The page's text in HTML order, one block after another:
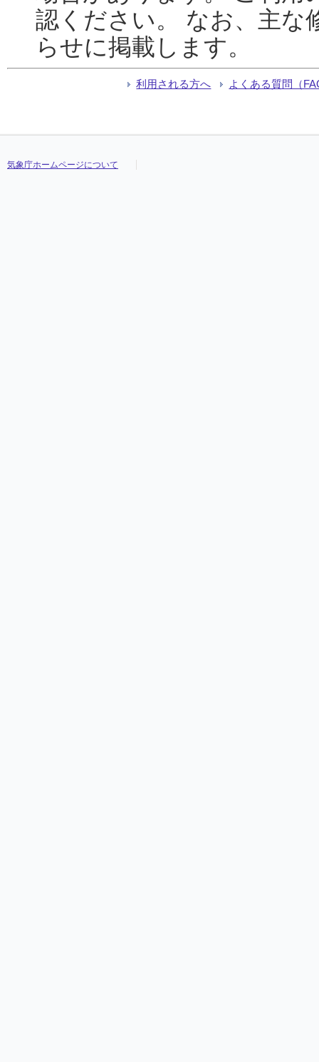
認ください。 なお、主な
らせに掲載します。
利用される方へ よくある質問（
気象庁ホームページについて